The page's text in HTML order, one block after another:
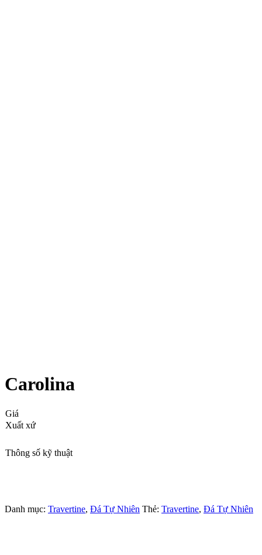
Carolina
Giá
Xuất xứ
Thông số kỹ thuật
Danh mục: Travertine, Đá Tự Nhiên Thẻ: Travertine, Đá Tự Nhiên